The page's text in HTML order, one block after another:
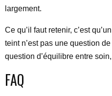
largement.
Ce qu’il faut retenir, c’est
teint n’est pas une question
question d’équilibre entre
FAQ